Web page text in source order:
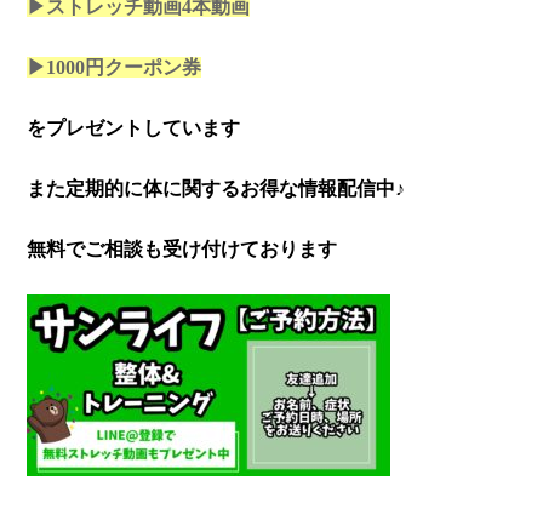
▶ストレッチ動画4本動画
▶1000円クーポン券
をプレゼントしています
また定期的に体に関するお得な情報配信中♪
無料でご相談も受け付けております